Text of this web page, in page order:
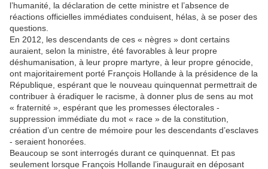
l’humanité, la déclaration de cette ministre et l’absence de
réactions officielles immédiates conduisent, hélas, à se poser des
questions.
En 2012, les descendants de ces « nègres » dont certains
auraient, selon la ministre, été favorables à leur propre
déshumanisation, à leur propre martyre, à leur propre génocide,
ont majoritairement porté François Hollande à la présidence de la
République, espérant que le nouveau quinquennat permettrait de
contribuer à éradiquer le racisme, à donner plus de sens au mot
« fraternité », espérant que les promesses électorales -
suppression immédiate du mot « race » de la constitution,
création d’un centre de mémoire pour les descendants d’esclaves
- seraient honorées.
Beaucoup se sont interrogés durant ce quinquennat. Et pas
seulement lorsque François Hollande l’inaugurait en déposant